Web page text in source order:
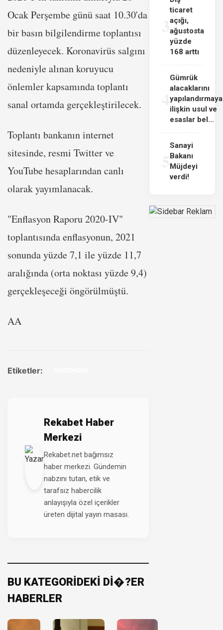
Ocak Perşembe günü saat 10.30'da
bir basın bilgilendirme toplantısı
düzenleyecek. Koronavirüs salgını
nedeniyle alınan koruyucu
önlemler kapsamında toplantı
sanal ortamda gerçekleştirilecek.
Toplantı bankanın internet
sitesinde, resmi Twitter ve
YouTube hesaplarından canlı
olarak yayımlanacak.
"Enflasyon Raporu 2020-IV"
toplantısında enflasyonun, 2021
sonunda yüzde 7,1 ile yüzde 11,7
aralığında (orta noktası yüzde 9,4)
gerçekleşeceği öngörülmüştü.
AA
Etiketler:
Rekabet Haber
Merkezi
Rekabet.net bağımsız
haber merkezi. Gündemin
nabzını tutan, etik ve
tarafsız habercilik
anlayışıyla özel içerikler
üreten dijital yayın masası.
BU KATEGORİDEKİ Dİ�?ER
HABERLER
3
ticaret
açığı,
ağustosta
yüzde
168 arttı
4
Gümrük
alacaklarını
yapılandırmaya
ilişkin usul ve
esaslar bel...
Sanayi
Bakanı
Müjdeyi
verdi!